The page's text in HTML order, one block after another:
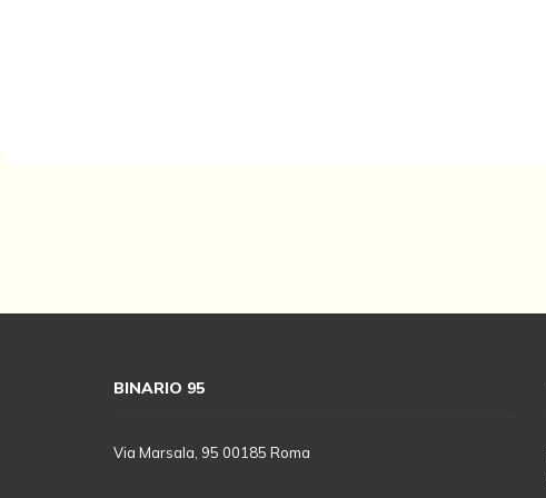
BINARIO 95
Via Marsala, 95 00185 Roma